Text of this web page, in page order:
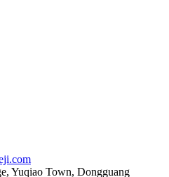
Yuqiao Town, Dongguang